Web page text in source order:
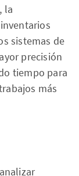
la
sistemas de
precisión
tiempo para
más